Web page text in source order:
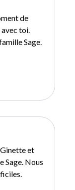
de
toi.
Sage.
et
Sage. Nous